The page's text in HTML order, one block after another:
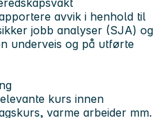
avvik i henhold til
jobb analyser (SJA) og
underveis og på utførte
kurs innen
varme arbeider mm.